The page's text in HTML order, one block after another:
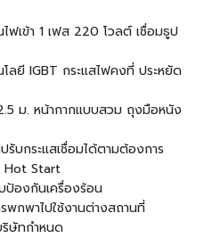
ฟเข้า 1 เฟส 220 โวลต์ เชื่อมธูป
โลยี IGBT กระแสไฟคงที่ ประหยัด
ม. หน้ากากแบบสวม ถุงมือหนัง
บกระแสเชื่อมได้ตามต้องการ
Hot Start
ป้องกันเครื่องร้อน
พกพาไปใช้งานต่างสถานที่
ริษัทกำหนด